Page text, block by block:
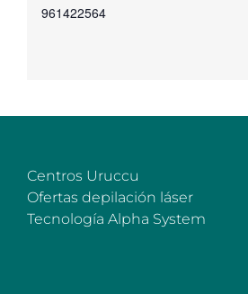
961422564
Centros Uruccu
Ofertas depilación láser
Tecnología Alpha System